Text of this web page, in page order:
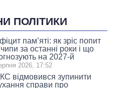
ПОЛІТИКИ
пам’яті: як зріс попит
за останні роки і що
на 2027-й
2026, 17:52
відмовився зупинити
справи про